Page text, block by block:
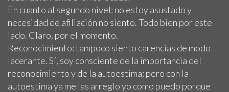
En cuanto al segundo nivel: no estoy asustado y
necesidad de afiliación no siento. Todo bien por este
lado. Claro, por el momento.
Reconocimiento: tampoco siento carencias de modo
lacerante. Sí, soy consciente de la importancia del
reconocimiento y de la autoestima; pero con la
autoestima ya me las arreglo yo como puedo porque